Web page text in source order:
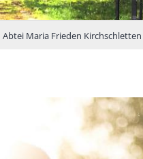
Abtei Maria Frieden Kirchschletten